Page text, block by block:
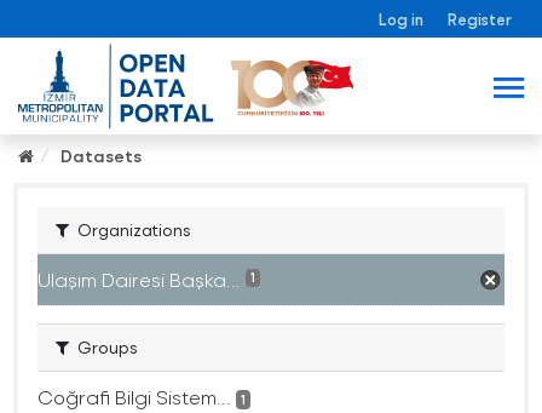
Log in Register
Datasets
Organizations
Ulaşım Dairesi Başka... 1
Groups
Coğrafi Bilgi Sistem... 1